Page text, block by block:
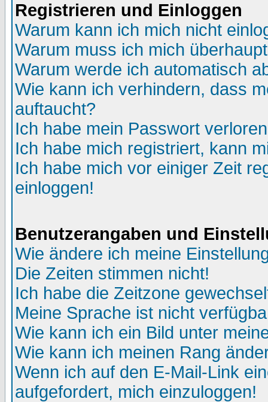
Registrieren und Einloggen
Warum kann ich mich nicht
Warum muss ich mich
Warum werde ich automatisch
Wie kann ich verhindern, dass
auftaucht?
Ich habe mein Passwort
Ich habe mich registriert, kann
Ich habe mich vor einiger Zeit
einloggen!
Benutzerangaben und
Wie ändere ich meine
Die Zeiten stimmen nicht!
Ich habe die Zeitzone
Meine Sprache ist nicht
Wie kann ich ein Bild unter
Wie kann ich meinen Rang
Wenn ich auf den E-Mail-Link
aufgefordert, mich einzuloggen!